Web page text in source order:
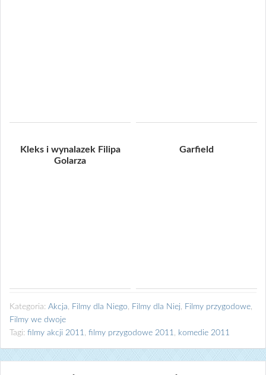
Kleks i wynalazek Filipa
Golarza
Garfield
Kategoria: Akcja, Filmy dla Niego, Filmy dla Niej, Filmy przygodowe,
Filmy we dwoje
Tagi: filmy akcji 2011, filmy przygodowe 2011, komedie 2011